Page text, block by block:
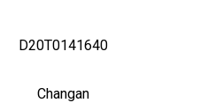
D20T0141640
Changan